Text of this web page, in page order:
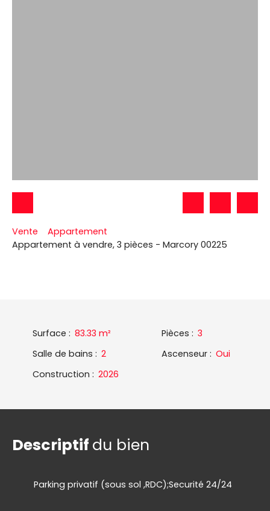
Vente
Appartement
Appartement à vendre, 3 pièces - Marcory 00225
Surface : 83.33 m² Pièces : 3
Salle de bains : 2 Ascenseur : Oui
Construction : 2026
Descriptif du bien
Parking privatif (sous sol ,RDC);Securité 24/24